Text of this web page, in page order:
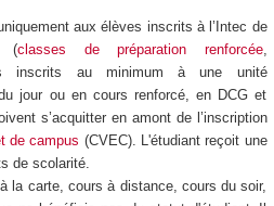
aux élèves inscrits à l’Intec de
(classes de préparation renforcée,
inscrits au minimum à une unité
jour ou en cours renforcé, en DCG et
s’acquitter en amont de l’inscription
de campus (CVEC). L'étudiant reçoit une
de scolarité.
la carte, cours à distance, cours du soir,